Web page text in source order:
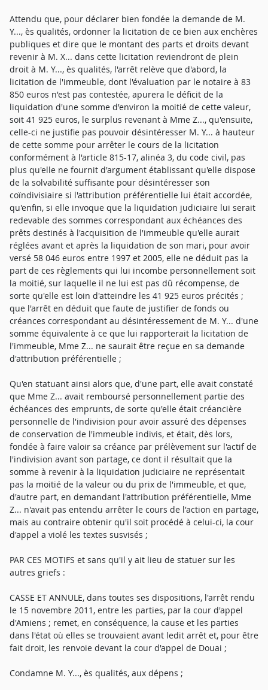
Attendu que, pour déclarer bien fondée la demande de M.
Y..., ès qualités, ordonner la licitation de ce bien aux enchères
publiques et dire que le montant des parts et droits devant
revenir à M. X... dans cette licitation reviendront de plein
droit à M. Y..., ès qualités, l'arrêt relève que d'abord, la
licitation de l'immeuble, dont l'évaluation par le notaire à 83
850 euros n'est pas contestée, apurera le déficit de la
liquidation d'une somme d'environ la moitié de cette valeur,
soit 41 925 euros, le surplus revenant à Mme Z..., qu'ensuite,
celle-ci ne justifie pas pouvoir désintéresser M. Y... à hauteur
de cette somme pour arrêter le cours de la licitation
conformément à l'article 815-17, alinéa 3, du code civil, pas
plus qu'elle ne fournit d'argument établissant qu'elle dispose
de la solvabilité suffisante pour désintéresser son
coïndivisiaire si l'attribution préférentielle lui était accordée,
qu'enfin, si elle invoque que la liquidation judiciaire lui serait
redevable des sommes correspondant aux échéances des
prêts destinés à l'acquisition de l'immeuble qu'elle aurait
réglées avant et après la liquidation de son mari, pour avoir
versé 58 046 euros entre 1997 et 2005, elle ne déduit pas la
part de ces règlements qui lui incombe personnellement soit
la moitié, sur laquelle il ne lui est pas dû récompense, de
sorte qu'elle est loin d'atteindre les 41 925 euros précités ;
que l'arrêt en déduit que faute de justifier de fonds ou
créances correspondant au désintéressement de M. Y... d'une
somme équivalente à ce que lui rapporterait la licitation de
l'immeuble, Mme Z... ne saurait être reçue en sa demande
d'attribution préférentielle ;
Qu'en statuant ainsi alors que, d'une part, elle avait constaté
que Mme Z... avait remboursé personnellement partie des
échéances des emprunts, de sorte qu'elle était créancière
personnelle de l'indivision pour avoir assuré des dépenses
de conservation de l'immeuble indivis, et était, dès lors,
fondée à faire valoir sa créance par prélèvement sur l'actif de
l'indivision avant son partage, ce dont il résultait que la
somme à revenir à la liquidation judiciaire ne représentait
pas la moitié de la valeur ou du prix de l'immeuble, et que,
d'autre part, en demandant l'attribution préférentielle, Mme
Z... n'avait pas entendu arrêter le cours de l'action en partage,
mais au contraire obtenir qu'il soit procédé à celui-ci, la cour
d'appel a violé les textes susvisés ;
PAR CES MOTIFS et sans qu'il y ait lieu de statuer sur les
autres griefs :
CASSE ET ANNULE, dans toutes ses dispositions, l'arrêt rendu
le 15 novembre 2011, entre les parties, par la cour d'appel
d'Amiens ; remet, en conséquence, la cause et les parties
dans l'état où elles se trouvaient avant ledit arrêt et, pour être
fait droit, les renvoie devant la cour d'appel de Douai ;
Condamne M. Y..., ès qualités, aux dépens ;